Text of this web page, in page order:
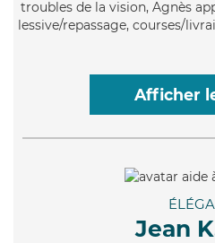
troubles de la vision, Agnès
lessive/repassage, courses/
Afficher
Jean